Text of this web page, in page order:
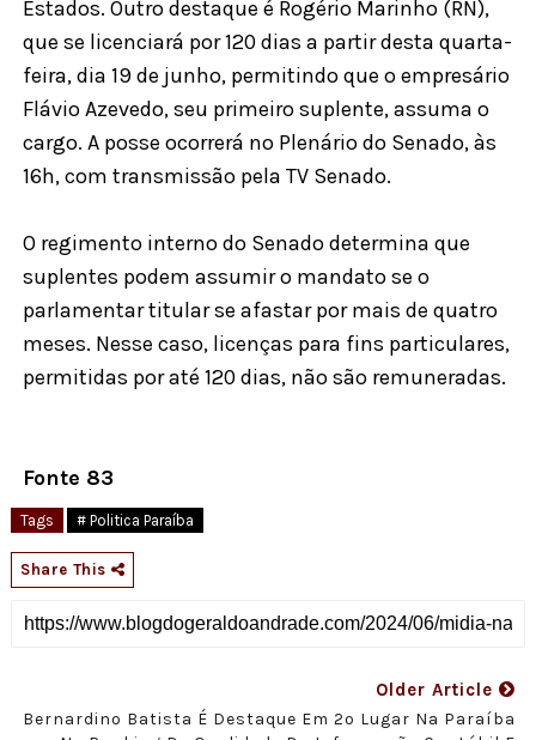
Estados. Outro destaque é Rogério Marinho (RN),
que se licenciará por 120 dias a partir desta quarta-
feira, dia 19 de junho, permitindo que o empresário
Flávio Azevedo, seu primeiro suplente, assuma o
cargo. A posse ocorrerá no Plenário do Senado, às
16h, com transmissão pela TV Senado.
O regimento interno do Senado determina que
suplentes podem assumir o mandato se o
parlamentar titular se afastar por mais de quatro
meses. Nesse caso, licenças para fins particulares,
permitidas por até 120 dias, não são remuneradas.
Fonte 83
Tags # Politica Paraíba
Share This
Older Article
Bernardino Batista É Destaque Em 2º Lugar Na Paraíba